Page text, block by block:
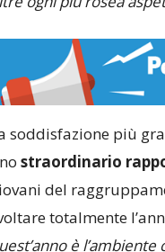
soddisfazione più
straordinario
del
totalmente
è l’ambiente